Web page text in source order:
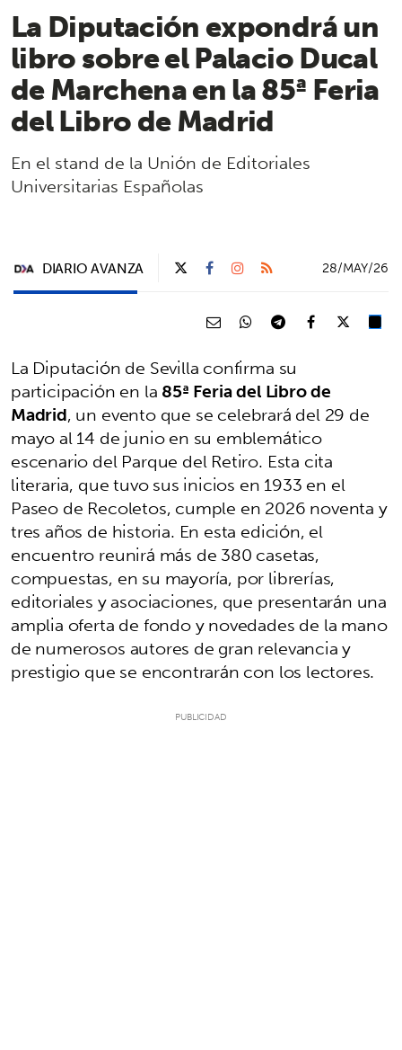
La Diputación expondrá un
libro sobre el Palacio Ducal
de Marchena en la 85ª Feria
del Libro de Madrid
En el stand de la Unión de Editoriales
Universitarias Españolas
DIARIO AVANZA 28/MAY/26
La Diputación de Sevilla confirma su
participación en la85ª Feria del Libro de
Madrid, un evento que se celebrará del 29 de
mayo al 14 de junio en su emblemático
escenario del Parque del Retiro. Esta cita
literaria, que tuvo sus inicios en 1933 en el
Paseo de Recoletos, cumple en 2026 noventa y
tres años de historia. En esta edición, el
encuentro reunirá más de 380 casetas,
compuestas, en su mayoría, por librerías,
editoriales y asociaciones, que presentarán una
amplia oferta de fondo y novedades de la mano
de numerosos autores de gran relevancia y
prestigio que se encontrarán con los lectores.